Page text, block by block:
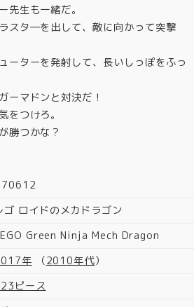
先生も一緒だ。
スタ―を出して、敵に向かって突撃
ーターを発射して、長いしっぽをふっ
ーマドンと対決だ！
をつけろ。
勝つかな？
ゴ ロイドのメカドラゴン
Green Ninja Mech Dragon
年 （2010年代）
ピース